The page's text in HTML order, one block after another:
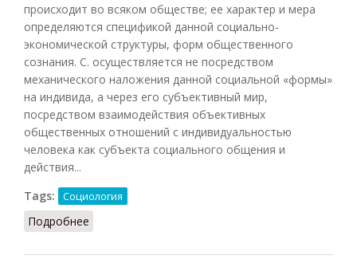
происходит во всяком обществе; ее характер и мера
определяются спецификой данной социально-
экономической структуры, форм общественного
сознания. С. осуществляется не посредством
механического наложения данной социальной «формы»
на индивида, а через его субъективный мир,
посредством взаимодействия объективных
общественных отношений с индивидуальностью
человека как субъекта социального общения и
действия...
Tags:
Социология
Подробнее